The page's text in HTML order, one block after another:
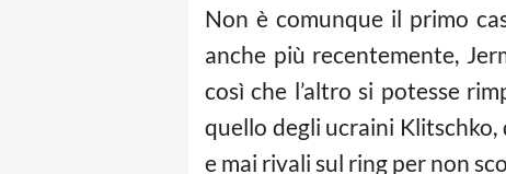
Non è comunque il primo
anche più recentemente,
così che l’altro si potesse
quello degli ucraini Klitschko,
e mai rivali sul ring per non